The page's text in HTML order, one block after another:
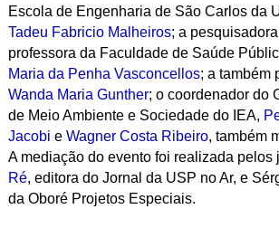
Escola de Engenharia de São Carlos da
Tadeu Fabricio Malheiros; a
professora da Faculdade de Saúde
Maria da Penha Vasconcellos; a também
Wanda Maria Gunther; o coordenador do
de Meio Ambiente e Sociedade do IEA,
Jacobi e Wagner Costa Ribeiro, também
A mediação do evento foi realizada pelos
Ré, editora do Jornal da USP no Ar, e
da Oboré Projetos Especiais.